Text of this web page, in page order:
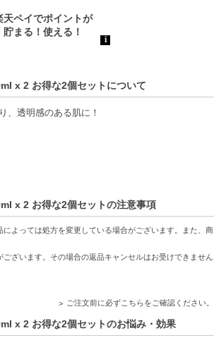
x 2 お得な2個セットについて
、透明感のある肌に！
x 2 お得な2個セットの注意事項
よっては処方を変更している場合がございます。また、商
ざいます。その場合の返品キャンセルはお受けできません
ご注文前に必ずこちらをご確認ください。
x 2 お得な2個セットのお悩み・効果